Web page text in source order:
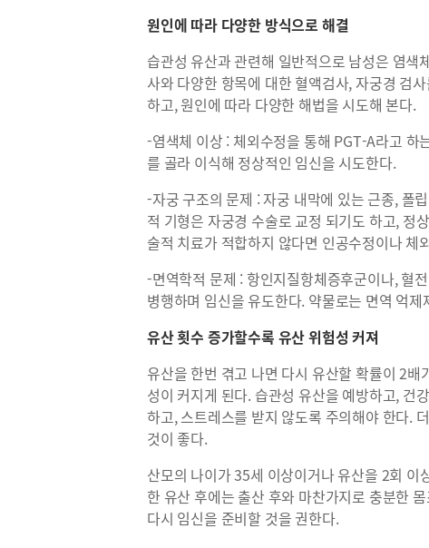
원인에 따라 다양한 방식으로 해결
습관성 유산과 관련해 일반적으로 남성은 염색
사와 다양한 항목에 대한 혈액검사, 자궁경 검
하고, 원인에 따라 다양한 해법을 시도해 본다.
-염색체 이상 : 체외수정을 통해 PGT-A라고 하
를 골라 이식해 정상적인 임신을 시도한다.
-자궁 구조의 문제 : 자궁 내막에 있는 근종, 폴
적 기형은 자궁경 수술로 교정 되기도 하고, 정
술적 치료가 적합하지 않다면 인공수정이나 체
-면역학적 문제 : 항인지질항체증후군이나, 혈
병행하며 임신을 유도한다. 약물로는 면역 억
유산 횟수 증가할수록 유산 위험성 커져
유산을 한번 겪고 나면 다시 유산할 확률이 2
성이 커지게 된다. 습관성 유산을 예방하고, 건
하고, 스트레스를 받지 않도록 주의해야 한다.
것이 좋다.
산모의 나이가 35세 이상이거나 유산을 2회 이
한 유산 후에는 출산 후와 마찬가지로 충분한
다시 임신을 준비할 것을 권한다.